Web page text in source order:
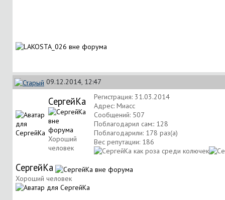
09.12.2014, 12:47
СергейКа
Хороший
человек
Регистрация: 31.03.2014
Адрес: Миасс
Сообщений: 507
Поблагодарил сам:: 128
Поблагодарили: 178 раз(а)
Вес репутации: 186
СергейКа
Хороший человек